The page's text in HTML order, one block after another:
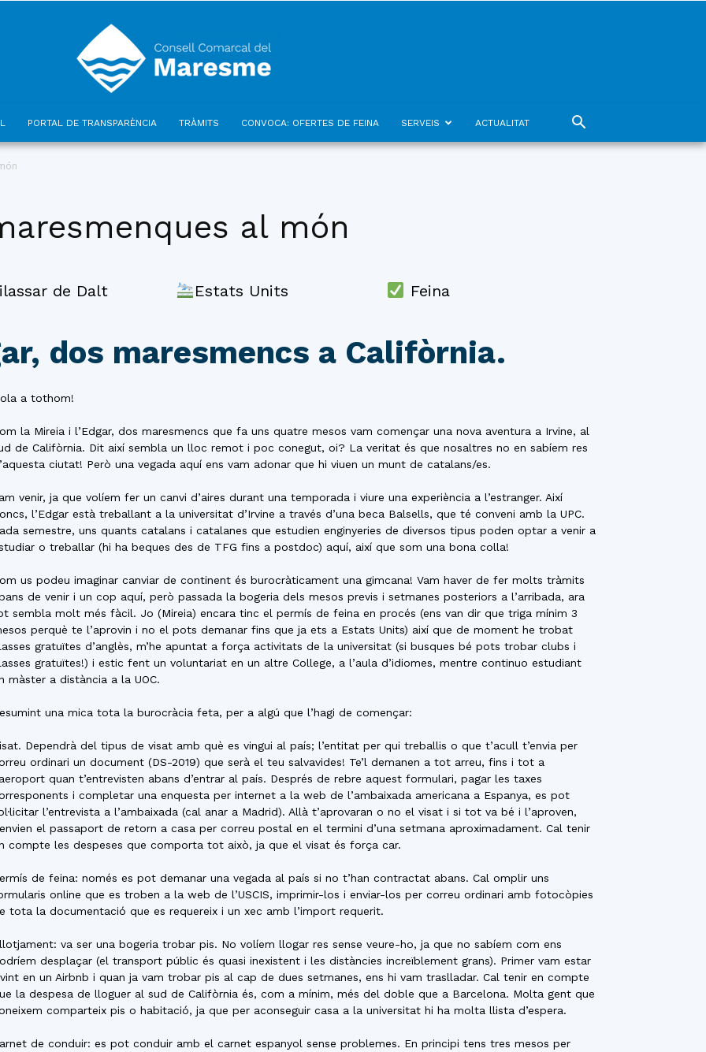
del
Maresme
PORTAL DE TRANSPARÈNCIA TRÀMITS CONVOCA: OFERTES DE FEINA SERVEIS ACTUALITAT
al món
de Dalt Estats Units Feina
dos maresmencs a Califòrnia.
a tothom!
la Mireia i l’Edgar, dos maresmencs que fa uns quatre mesos vam començar una nova aventura a Irvine, al
de Califòrnia. Dit així sembla un lloc remot i poc conegut, oi? La veritat és que nosaltres no en sabíem res
ciutat! Però una vegada aquí ens vam adonar que hi viuen un munt de catalans/es.
venir, ja que volíem fer un canvi d’aires durant una temporada i viure una experiència a l’estranger. Així
l’Edgar està treballant a la universitat d’Irvine a través d’una beca Balsells, que té conveni amb la UPC.
semestre, uns quants catalans i catalanes que estudien enginyeries de diversos tipus poden optar a venir a
o treballar (hi ha beques des de TFG fins a postdoc) aquí, així que som una bona colla!
us podeu imaginar canviar de continent és burocràticament una gimcana! Vam haver de fer molts tràmits
de venir i un cop aquí, però passada la bogeria dels mesos previs i setmanes posteriors a l’arribada, ara
sembla molt més fàcil. Jo (Mireia) encara tinc el permís de feina en procés (ens van dir que triga mínim 3
perquè te l’aprovin i no el pots demanar fins que ja ets a Estats Units) així que de moment he trobat
gratuïtes d’anglès, m’he apuntat a força activitats de la universitat (si busques bé pots trobar clubs i
gratuïtes!) i estic fent un voluntariat en un altre College, a l’aula d’idiomes, mentre continuo estudiant
màster a distància a la UOC.
una mica tota la burocràcia feta, per a algú que l’hagi de començar:
Dependrà del tipus de visat amb què es vingui al país; l’entitat per qui treballis o que t’acull t’envia per
ordinari un document (DS-2019) que serà el teu salvavides! Te’l demanen a tot arreu, fins i tot a
quan t’entrevisten abans d’entrar al país. Després de rebre aquest formulari, pagar les taxes
i completar una enquesta per internet a la web de l’ambaixada americana a Espanya, es pot
l’entrevista a l’ambaixada (cal anar a Madrid). Allà t’aprovaran o no el visat i si tot va bé i l’aproven,
el passaport de retorn a casa per correu postal en el termini d’una setmana aproximadament. Cal tenir
compte les despeses que comporta tot això, ja que el visat és força car.
de feina: només es pot demanar una vegada al país si no t’han contractat abans. Cal omplir uns
online que es troben a la web de l’USCIS, imprimir-los i enviar-los per correu ordinari amb fotocòpies
tota la documentació que es requereix i un xec amb l’import requerit.
va ser una bogeria trobar pis. No volíem llogar res sense veure-ho, ja que no sabíem com ens
desplaçar (el transport públic és quasi inexistent i les distàncies increïblement grans). Primer vam estar
en un Airbnb i quan ja vam trobar pis al cap de dues setmanes, ens hi vam traslladar. Cal tenir en compte
la despesa de lloguer al sud de Califòrnia és, com a mínim, més del doble que a Barcelona. Molta gent que
comparteix pis o habitació, ja que per aconseguir casa a la universitat hi ha molta llista d’espera.
de conduir: es pot conduir amb el carnet espanyol sense problemes. En principi tens tres mesos per